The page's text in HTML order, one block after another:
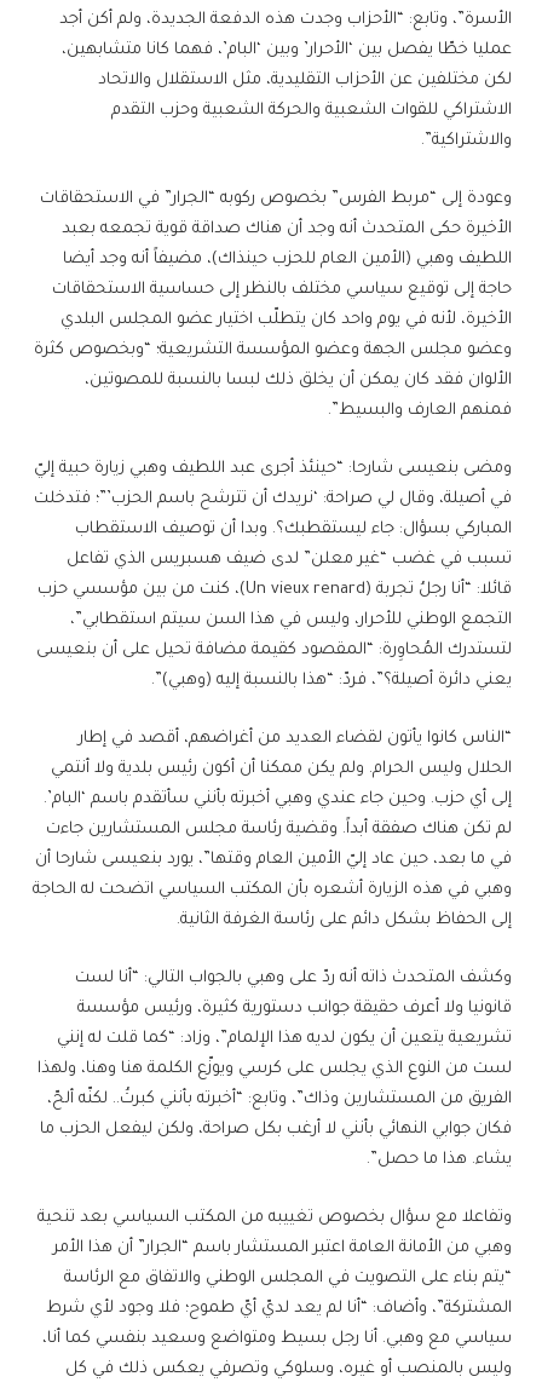
الأسرة”، وتابع: “الأحزاب وجدت هذه الدفعة الجديدة، ولم أكن أجد
عمليا خطّا يفصل بين ‘الأحرار’ وبين ‘البام’، فهما كانا متشابهين،
لكن مختلفين عن الأحزاب التقليدية، مثل الاستقلال والاتحاد
الاشتراكي للقوات الشعبية والحركة الشعبية وحزب التقدم
والاشتراكية”.
وعودة إلى “مربط الفرس” بخصوص ركوبه “الجرار” في الاستحقاقات
الأخيرة حكى المتحدث أنه وجد أن هناك صداقة قوية تجمعه بعبد
اللطيف وهبي (الأمين العام للحزب حينذاك)، مضيفاً أنه وجد أيضا
حاجة إلى توقيع سياسي مختلف بالنظر إلى حساسية الاستحقاقات
الأخيرة، لأنه في يوم واحد كان يتطلّب اختيار عضو المجلس البلدي
وعضو مجلس الجهة وعضو المؤسسة التشريعية؛ “وبخصوص كثرة
الألوان فقد كان يمكن أن يخلق ذلك لبسا بالنسبة للمصوتين،
فمنهم العارف والبسيط”.
ومضى بنعيسى شارحا: “حينئذ أجرى عبد اللطيف وهبي زيارة حبية إليّ
في أصيلة، وقال لي صراحة: ‘نريدك أن تترشح باسم الحزب’”؛ فتدخلت
المباركي بسؤال: جاء ليستقطبك؟. وبدا أن توصيف الاستقطاب
تسبب في غضب “غير معلن” لدى ضيف هسبريس الذي تفاعل
قائلا: “أنا رجلُ تجربة (Un vieux renard)، كنت من بين مؤسسي حزب
التجمع الوطني للأحرار، وليس في هذا السن سيتم استقطابي”،
لتستدرك المُحاوِرة: “المقصود كقيمة مضافة تحيل على أن بنعيسى
يعني دائرة أصيلة؟”، فردّ: “هذا بالنسبة إليه (وهبي)”.
“الناس كانوا يأتون لقضاء العديد من أغراضهم، أقصد في إطار
الحلال وليس الحرام. ولم يكن ممكنا أن أكون رئيس بلدية ولا أنتمي
إلى أي حزب. وحين جاء عندي وهبي أخبرته بأنني سأتقدم باسم ‘البام’.
لم تكن هناك صفقة أبداً. وقضية رئاسة مجلس المستشارين جاءت
في ما بعد، حين عاد إليّ الأمين العام وقتها”، يورد بنعيسى شارحا أن
وهبي في هذه الزيارة أشعره بأن المكتب السياسي اتضحت له الحاجة
إلى الحفاظ بشكل دائم على رئاسة الغرفة الثانية.
وكشف المتحدث ذاته أنه ردّ على وهبي بالجواب التالي: “أنا لست
قانونيا ولا أعرف حقيقة جوانب دستورية كثيرة، ورئيس مؤسسة
تشريعية يتعين أن يكون لديه هذا الإلمام”، وزاد: “كما قلت له إنني
لست من النوع الذي يجلس على كرسي ويوزّع الكلمة هنا وهنا، ولهذا
الفريق من المستشارين وذاك”، وتابع: “أخبرته بأنني كبرتُ.. لكنّه ألحّ،
فكان جوابي النهائي بأنني لا أرغب بكل صراحة، ولكن ليفعل الحزب ما
يشاء. هذا ما حصل”.
وتفاعلا مع سؤال بخصوص تغييبه من المكتب السياسي بعد تنحية
وهبي من الأمانة العامة اعتبر المستشار باسم “الجرار” أن هذا الأمر
“يتم بناء على التصويت في المجلس الوطني والاتفاق مع الرئاسة
المشتركة”، وأضاف: “أنا لم يعد لديّ أيّ طموح؛ فلا وجود لأي شرط
سياسي مع وهبي. أنا رجل بسيط ومتواضع وسعيد بنفسي كما أنا،
وليس بالمنصب أو غيره، وسلوكي وتصرفي يعكس ذلك في كل